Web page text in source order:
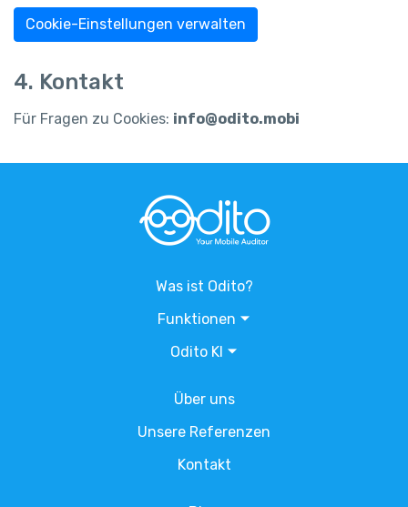
Cookie-Einstellungen verwalten
4. Kontakt
Für Fragen zu Cookies: info@odito.mobi
Was ist Odito?
Funktionen
Odito KI
Über uns
Unsere Referenzen
Kontakt